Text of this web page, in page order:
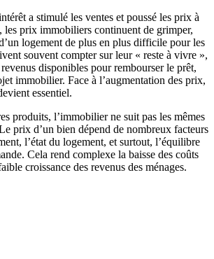
a stimulé les ventes et poussé les prix à
les prix immobiliers continuent de grimper,
logement de plus en plus difficile pour les
souvent compter sur leur « reste à vivre »,
disponibles pour rembourser le prêt,
immobilier. Face à l’augmentation des prix,
essentiel.
produits, l’immobilier ne suit pas les mêmes
prix d’un bien dépend de nombreux facteurs
l’état du logement, et surtout, l’équilibre
Cela rend complexe la baisse des coûts
croissance des revenus des ménages.